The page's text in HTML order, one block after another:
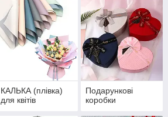
КАЛЬКА (плівка)
для квітів
Подарункові
коробки